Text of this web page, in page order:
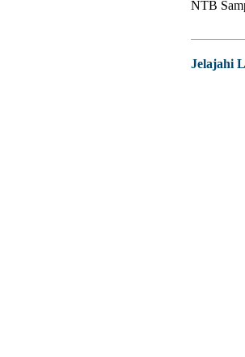
NTB
Jelajahi